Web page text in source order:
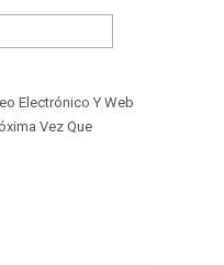
Electrónico Y Web
Vez Que